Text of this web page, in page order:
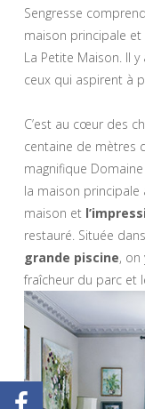
Sengresse comprend
maison principale et
La Petite Maison. Il y
ceux qui aspirent à
C’est au cœur des
centaine de mètres
magnifique
la maison
maison et
restauré. Située
grande piscine, on
fraîcheur du parc et